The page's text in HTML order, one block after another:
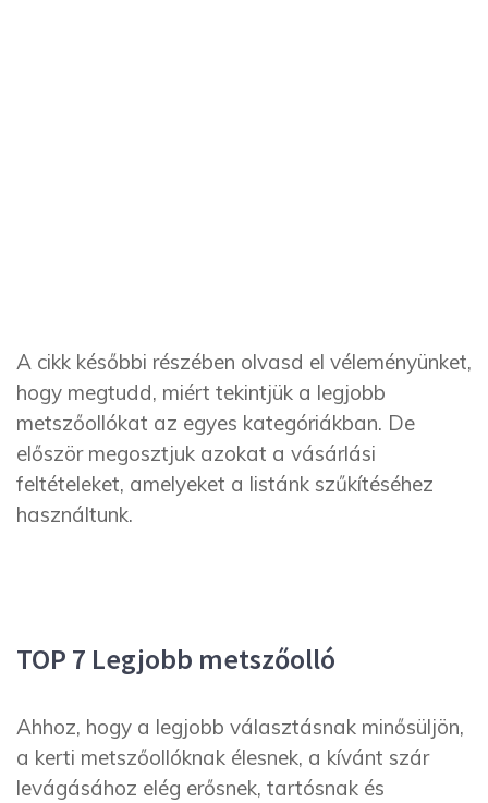
A cikk későbbi részében olvasd el véleményünket,
hogy megtudd, miért tekintjük a legjobb
metszőollókat az egyes kategóriákban. De
először megosztjuk azokat a vásárlási
feltételeket, amelyeket a listánk szűkítéséhez
használtunk.
TOP 7 Legjobb metszőolló
Ahhoz, hogy a legjobb választásnak minősüljön,
a kerti metszőollóknak élesnek, a kívánt szár
levágásához elég erősnek, tartósnak és